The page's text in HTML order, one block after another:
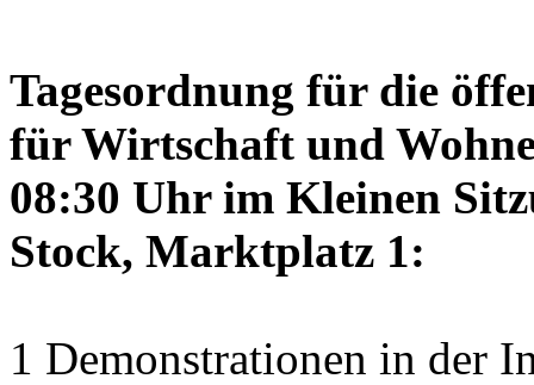
Tagesordnung für die
für Wirtschaft und
08:30 Uhr im Kleinen
Stock, Marktplatz 1:
1 Demonstrationen in der